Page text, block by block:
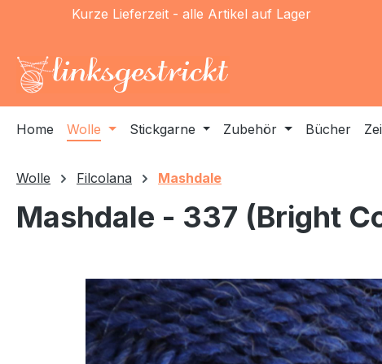
Hauptinhalt springen
Zur Suche springen
Zur Hauptnavigation springen
Kurze Lieferzeit - alle Artikel auf Lager
Home Wolle Stickgarne Zubehör Bücher
Wolle Filcolana Mashdale
Mashdale - 337 (Bright
Bildergalerie überspringen